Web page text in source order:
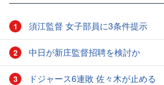
1 須江監督 女子部員に3条件提示
2 中日が新庄監督招聘を検討か
3 ドジャース6連敗 佐々木が止める